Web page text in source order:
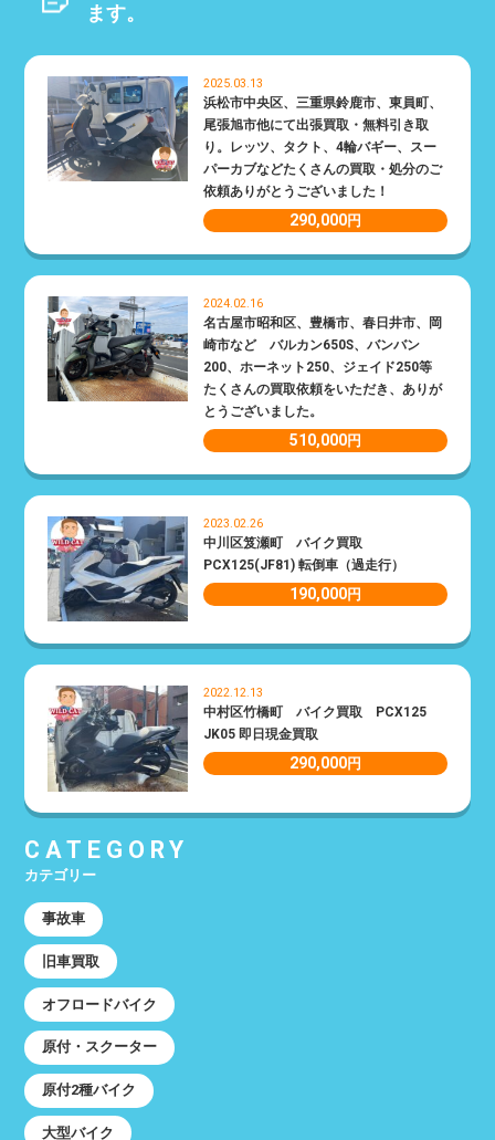
ます。
2025.03.13
浜松市中央区、三重県鈴鹿市、東員町、
尾張旭市他にて出張買取・無料引き取
り。レッツ、タクト、4輪バギー、スー
パーカブなどたくさんの買取・処分のご
依頼ありがとうございました！
290,000円
2024.02.16
名古屋市昭和区、豊橋市、春日井市、岡
崎市など バルカン650S、バンバン
200、ホーネット250、ジェイド250等
たくさんの買取依頼をいただき、ありが
とうございました。
510,000円
2023.02.26
中川区笈瀬町 バイク買取
PCX125(JF81) 転倒車（過走行）
190,000円
2022.12.13
中村区竹橋町 バイク買取 PCX125
JK05 即日現金買取
290,000円
CATEGORY
カテゴリー
事故車
旧車買取
オフロードバイク
原付・スクーター
原付2種バイク
大型バイク